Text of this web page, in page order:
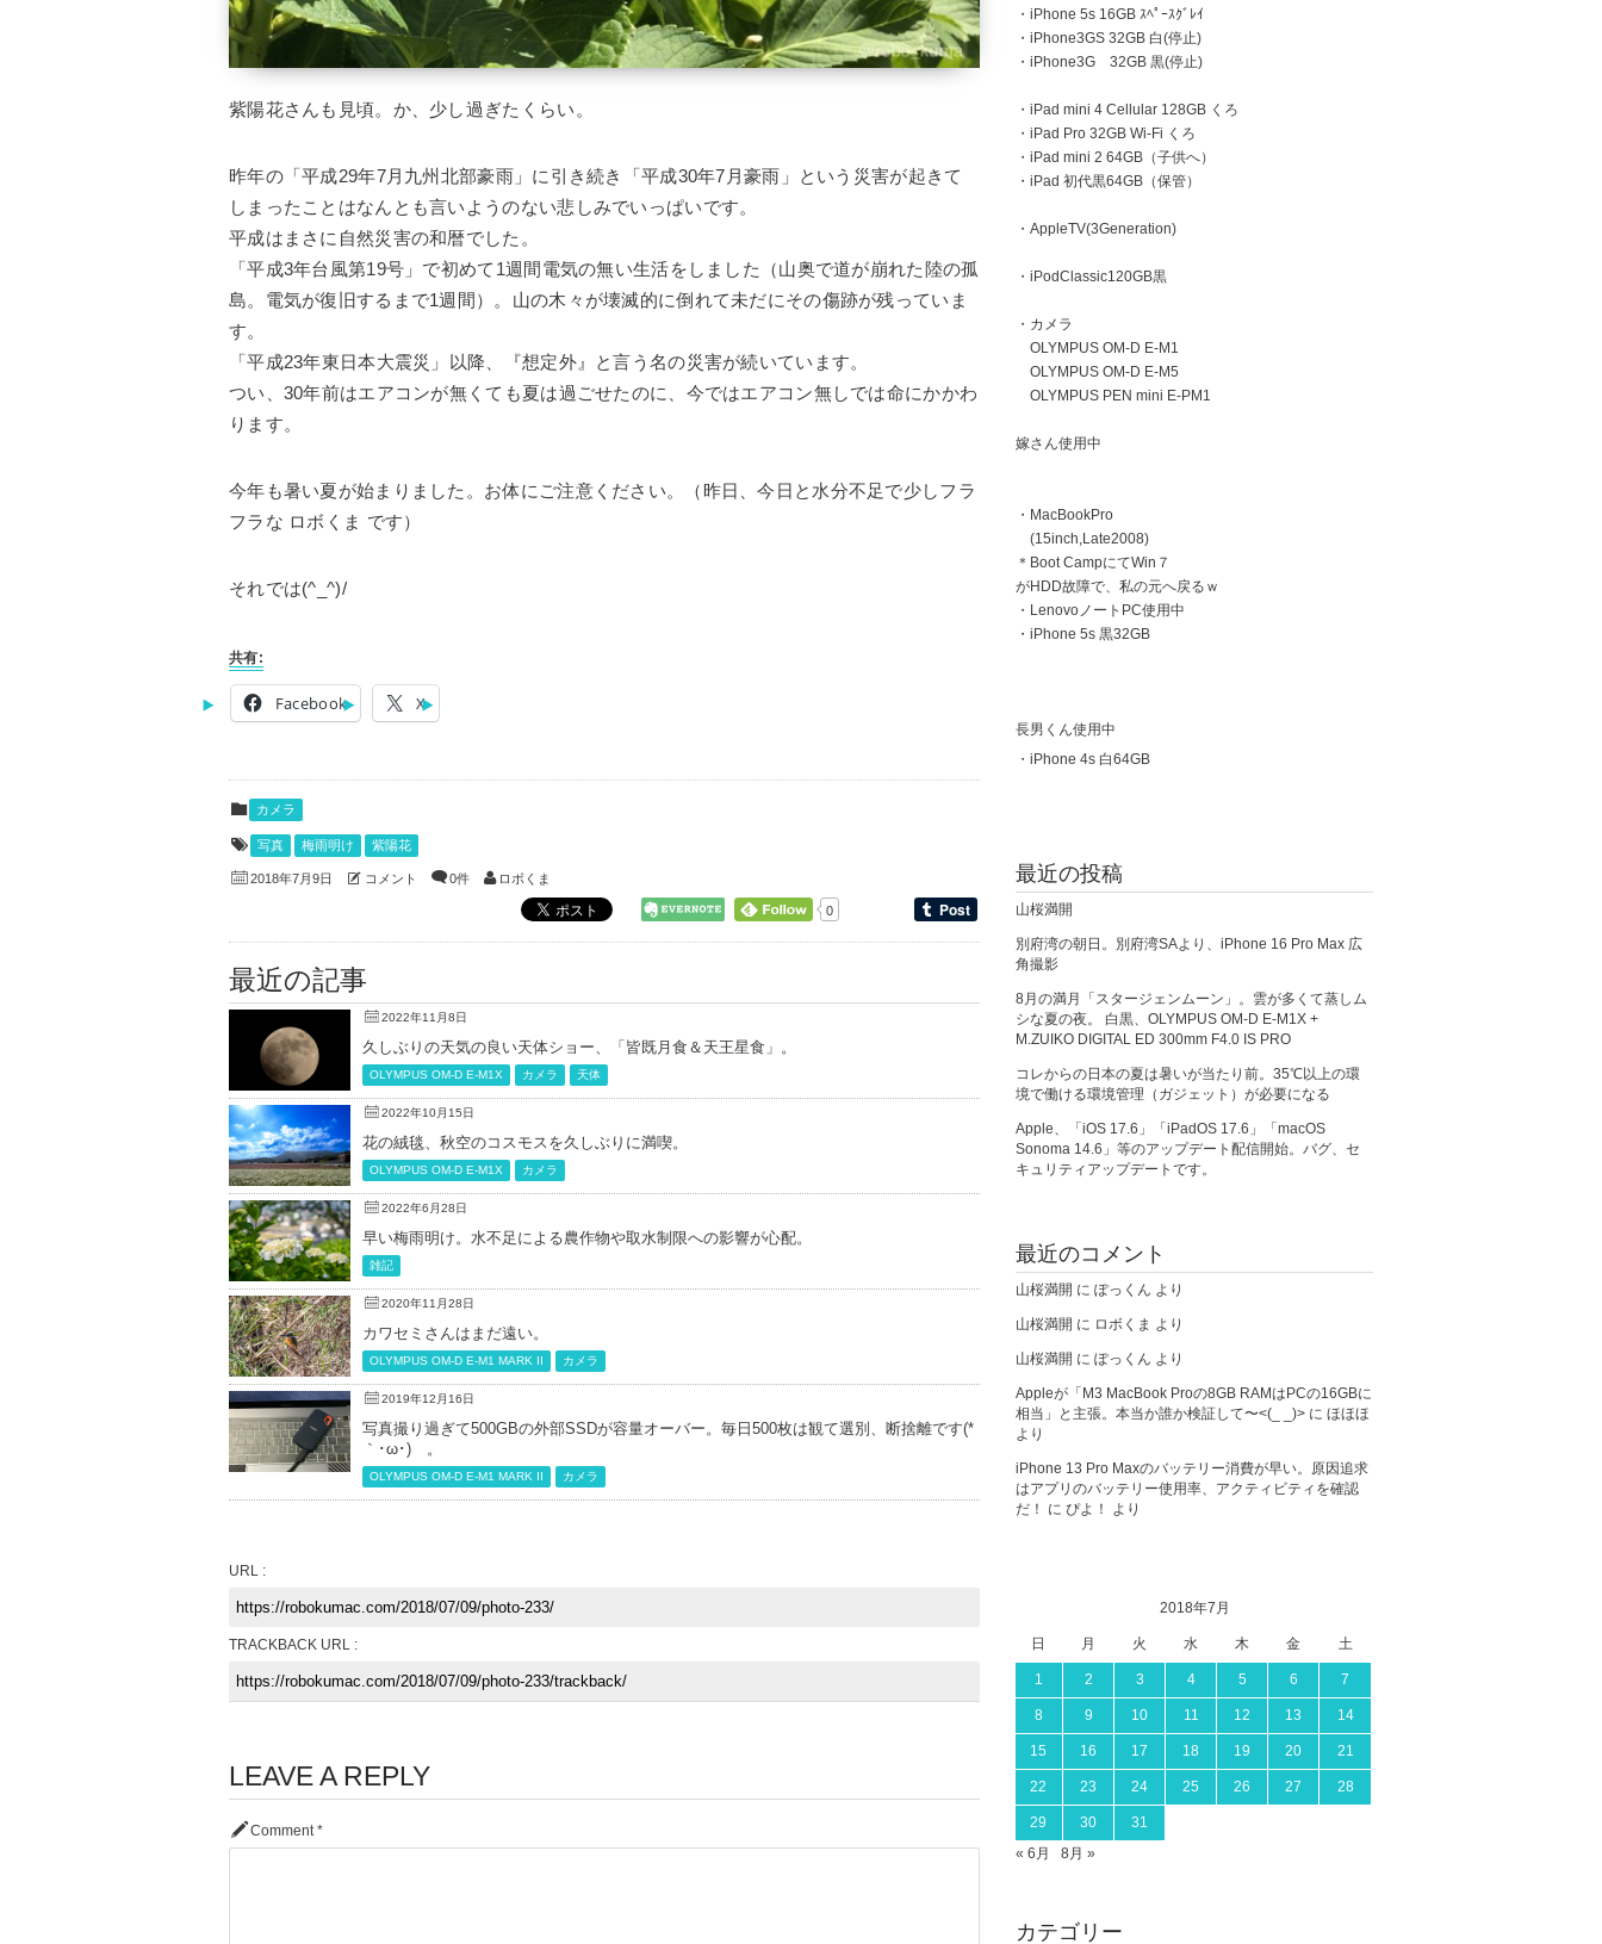
紫陽花さんも見頃。か、少し過ぎたくらい。
昨年の「平成29年7月九州北部豪雨」に引き続き「平成30年7月豪雨」という災害が起きて
しまったことはなんとも言いようのない悲しみでいっぱいです。
平成はまさに自然災害の和暦でした。
「平成3年台風第19号」で初めて1週間電気の無い生活をしました（山奥で道が崩れた陸の孤
島。電気が復旧するまで1週間）。山の木々が壊滅的に倒れて未だにその傷跡が残っていま
す。
「平成23年東日本大震災」以降、『想定外』と言う名の災害が続いています。
つい、30年前はエアコンが無くても夏は過ごせたのに、今ではエアコン無しでは命にかかわ
ります。
今年も暑い夏が始まりました。お体にご注意ください。（昨日、今日と水分不足で少しフラ
フラな ロボくま です）
それでは(^_^)/
共有:
Facebook X
カメラ
写真 梅雨明け 紫陽花
2018年7月9日 コメント 0件 ロボくま
0
最近の記事
2022年11月8日
久しぶりの天気の良い天体ショー、「皆既月食＆天王星食」。
OLYMPUS OM-D E-M1X カメラ 天体
2022年10月15日
花の絨毯、秋空のコスモスを久しぶりに満喫。
OLYMPUS OM-D E-M1X カメラ
2022年6月28日
早い梅雨明け。水不足による農作物や取水制限への影響が心配。
雑記
2020年11月28日
カワセミさんはまだ遠い。
OLYMPUS OM-D E-M1 MARK II カメラ
2019年12月16日
写真撮り過ぎて500GBの外部SSDが容量オーバー。毎日500枚は観て選別、断捨離です(*
｀･ω･)ゞ。
OLYMPUS OM-D E-M1 MARK II カメラ
URL :
TRACKBACK URL :
LEAVE A REPLY
Comment *
・iPhone 5s 16GB ｽﾍﾟｰｽｸﾞﾚｲ
・iPhone3GS 32GB 白(停止)
・iPhone3G 32GB 黒(停止)
・iPad mini 4 Cellular 128GB くろ
・iPad Pro 32GB Wi-Fi くろ
・iPad mini 2 64GB（子供へ）
・iPad 初代黒64GB（保管）
・AppleTV(3Generation)
・iPodClassic120GB黒
・カメラ
OLYMPUS OM-D E-M1
OLYMPUS OM-D E-M5
OLYMPUS PEN mini E-PM1
嫁さん使用中
・MacBookPro
(15inch,Late2008)
＊Boot CampにてWin７
がHDD故障で、私の元へ戻るｗ
・LenovoノートPC使用中
・iPhone 5s 黒32GB
長男くん使用中
・iPhone 4s 白64GB
最近の投稿
山桜満開
別府湾の朝日。別府湾SAより、iPhone 16 Pro Max 広
角撮影
8月の満月「スタージェンムーン」。雲が多くて蒸しム
シな夏の夜。 白黒、OLYMPUS OM-D E-M1X +
M.ZUIKO DIGITAL ED 300mm F4.0 IS PRO
コレからの日本の夏は暑いが当たり前。35℃以上の環
境で働ける環境管理（ガジェット）が必要になる
Apple、「iOS 17.6」「iPadOS 17.6」「macOS
Sonoma 14.6」等のアップデート配信開始。バグ、セ
キュリティアップデートです。
最近のコメント
山桜満開 に ぽっくん より
山桜満開 に ロボくま より
山桜満開 に ぽっくん より
Appleが「M3 MacBook Proの8GB RAMはPCの16GBに
相当」と主張。本当か誰か検証して〜<(_ _)> に ほほほ
より
iPhone 13 Pro Maxのバッテリー消費が早い。原因追求
はアプリのバッテリー使用率、アクティビティを確認
だ！
に ぴよ！ より
2018年7月
日 月 火 水 木 金 土
1 2 3 4 5 6 7
8 9 10 11 12 13 14
15 16 17 18 19 20 21
22 23 24 25 26 27 28
29 30
31
« 6月
8月 »
カテゴリー